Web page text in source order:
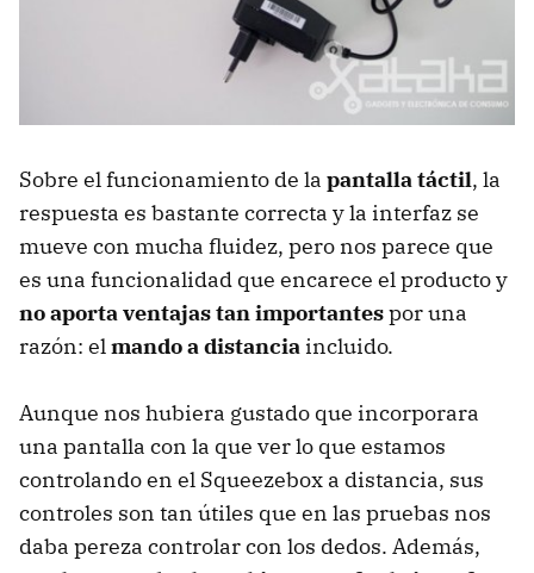
Sobre el funcionamiento de la pantalla táctil, la
respuesta es bastante correcta y la interfaz se
mueve con mucha fluidez, pero nos parece que
es una funcionalidad que encarece el producto y
no aporta ventajas tan importantespor una
razón: elmando a distancia incluido.
Aunque nos hubiera gustado que incorporara
una pantalla con la que ver lo que estamos
controlando en el Squeezebox a distancia, sus
controles son tan útiles que en las pruebas nos
daba pereza controlar con los dedos. Además,